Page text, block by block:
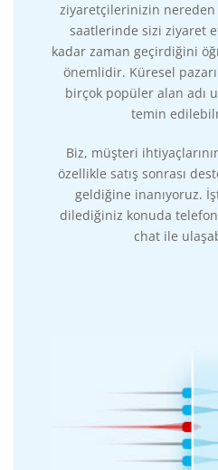
ziyaretçilerinizin
saatlerinde sizi ziyaret
kadar zaman geçirdiğini
önemlidir. Küresel
birçok popüler alan adı
temin
Biz, müşteri
özellikle satış sonrası
geldiğine inanıyoruz.
dilediğiniz konuda
chat ile